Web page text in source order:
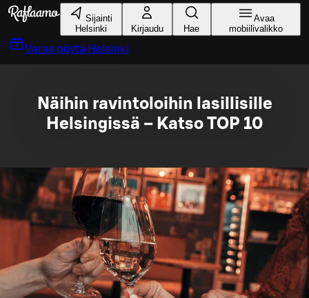
Siirry pääsisältöön
Sijainti
Helsinki
Kirjaudu Hae
Avaa
mobiilivalikko
Varaa pöytä Helsinki
Näihin ravintoloihin lasillisille
Helsingissä – Katso TOP 10